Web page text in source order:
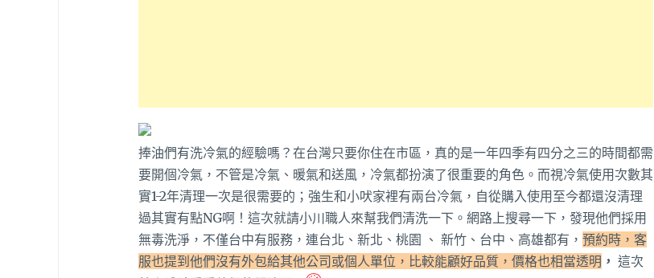
捧油們有洗冷氣的經驗嗎？在台灣只要你住在市區，真的是一年四季有四分之三的時間都需
要開個冷氣，不管是冷氣、暖氣和送風，冷氣都扮演了很重要的角色。而視冷氣使用次數其
實1-2年清理一次是很需要的；強生和小吠家裡有兩台冷氣，自從購入使用至今都還沒清理
過其實有點NG啊！這次就請小川職人來幫我們清洗一下。網路上搜尋一下，發現他們採用
無毒洗淨，不僅台中有服務，連台北、新北、桃園 、 新竹、台中、高雄都有， 預約時，客
服也提到他們沒有外包給其他公司或個人單位，比較能顧好品質，價格也相當透明 ， 這次